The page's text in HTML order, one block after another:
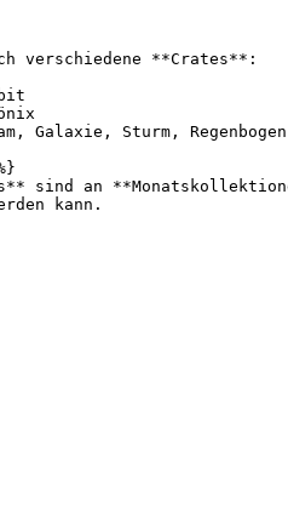
verschiedene **Crates**:
Galaxie, Sturm,
sind an
kann.